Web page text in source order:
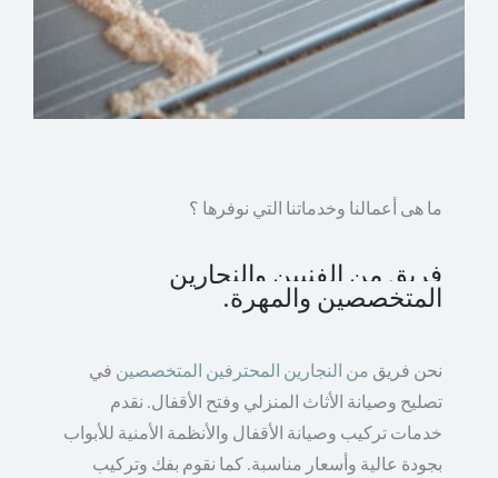
ما هى أعمالنا وخدماتنا التي نوفرها ؟
فريق من الفنيين والنجارين
المتخصصين والمهرة.
نحن فريق من النجارين المحترفين المتخصصين في
تصليح وصيانة الأثاث المنزلي وفتح الأقفال. نقدم
خدمات تركيب وصيانة الأقفال والأنظمة الأمنية للأبواب
بجودة عالية وأسعار مناسبة. كما نقوم بفك وتركيب